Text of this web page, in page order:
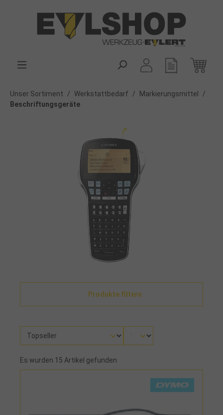
Unser Sortiment / Werkstattbedarf / Markierungsmittel
/
Beschriftungsgeräte
Produkte filtern
Es wurden 15 Artikel gefunden